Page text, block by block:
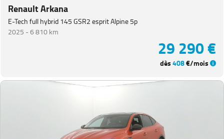
Renault Arkana
E-Tech full hybrid 145 GSR2 esprit Alpine 5p
2025 -6 810 km
29 290 €
dès408€/mois